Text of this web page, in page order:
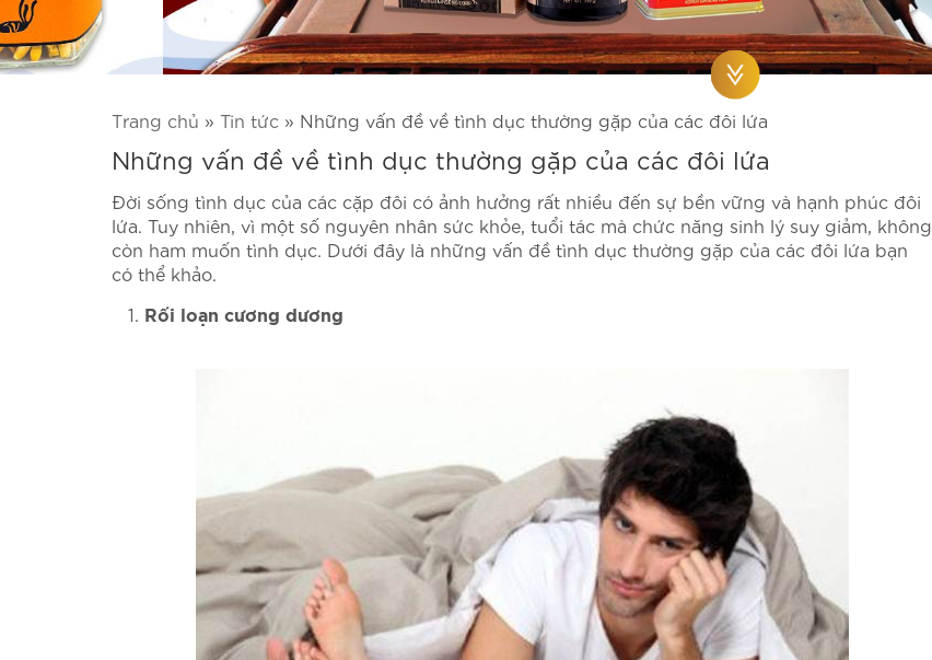
Trang chủ » Tin tức » Những vấn đề về tình dục thường gặp của các đôi lứa
Những vấn đề về tình dục thường gặp của các đôi lứa
Đời sống tình dục của các cặp đôi có ảnh hưởng rất nhiều đến sự bền vững và hạnh phúc đôi
lứa. Tuy nhiên, vì một số nguyên nhân sức khỏe, tuổi tác mà chức năng sinh lý suy giảm, không
còn ham muốn tình dục. Dưới đây là những vấn đề tình dục thường gặp của các đôi lứa bạn
có thể khảo.
Rối loạn cương dương